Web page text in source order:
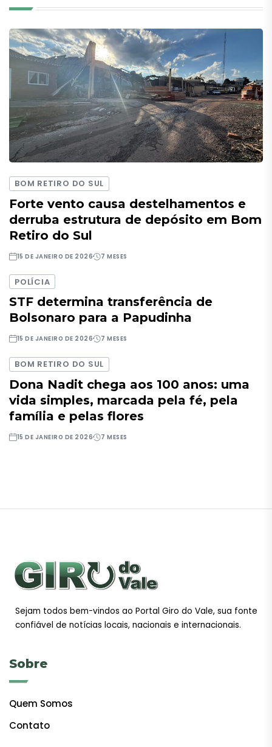
BOM RETIRO DO SUL
Forte vento causa destelhamentos e
derruba estrutura de depósito em Bom
Retiro do Sul
15 DE JANEIRO DE 2026 7 MESES
POLÍCIA
STF determina transferência de
Bolsonaro para a Papudinha
15 DE JANEIRO DE 2026 7 MESES
BOM RETIRO DO SUL
Dona Nadit chega aos 100 anos: uma
vida simples, marcada pela fé, pela
família e pelas flores
15 DE JANEIRO DE 2026 7 MESES
Sejam todos bem-vindos ao Portal Giro do Vale, sua fonte
confiável de notícias locais, nacionais e internacionais.
Sobre
Quem Somos
Contato